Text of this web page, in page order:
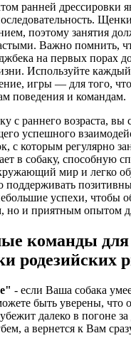
ранней дрессировки
поэтому занятия
Важно помнить,
на первых порах
Используйте
игры — для того,
поведения и командам.
с раннего возраста, вы
успешного
с которым регулярно
в собаку, способную
мир и легко
успехи, чтобы
но и приятным опытом
команды для
родезийских
- если Ваша собака
быть уверены, что
далеко в погоне
а вернется к Вам